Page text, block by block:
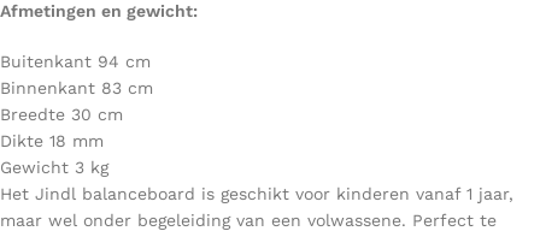
Afmetingen en gewicht:
Buitenkant 94 cm
Binnenkant 83 cm
Breedte 30 cm
Dikte 18 mm
Gewicht 3 kg
Het Jindl balanceboard is geschikt voor kinderen vanaf 1 jaar,
maar wel onder begeleiding van een volwassene. Perfect te